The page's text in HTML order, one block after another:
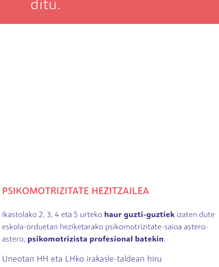
ditu.
PSIKOMOTRIZITATE HEZITZAILEA
Ikastolako 2, 3, 4 eta 5 urteko haur guzti-guztiek izaten dute
eskola-orduetan heziketarako psikomotrizitate-saioa astero-
astero, psikomotrizista profesional batekin.
Uneotan HH eta LHko irakasle-taldean hiru